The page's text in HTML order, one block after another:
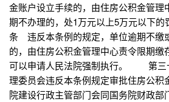
金账户设立手续的，由住房公积金管理
期不办理的，处1万元以上5万元以
条 违反本条例的规定，单位逾期不缴
的，由住房公积金管理中心责令限期缴
可以申请人民法院强制执行。 第三
理委员会违反本条例规定审批住房公积
院建设行政主管部门会同国务院财政部